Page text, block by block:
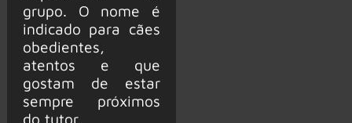
grupo. O nome é
indicado para cães
obedientes,
atentos e que
gostam de estar
sempre próximos
do tutor.